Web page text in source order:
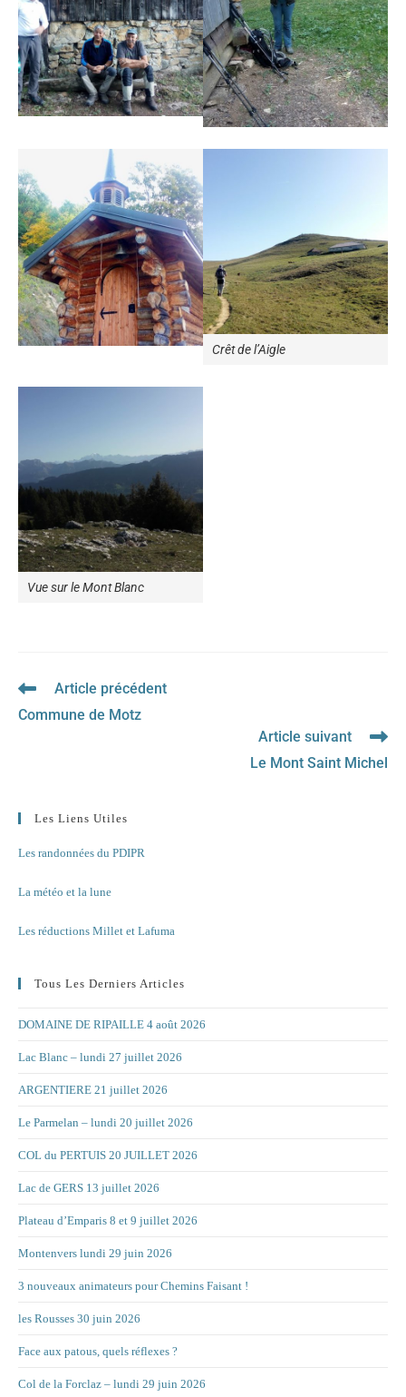
Crêt de l’Aigle
Vue sur le Mont Blanc
Read
articles
Article précédent
Commune de Motz
Article suivant
Le Mont Saint Michel
Les Liens Utiles
Les randonnées du PDIPR
La météo et la lune
Les réductions Millet et Lafuma
Tous Les Derniers Articles
DOMAINE DE RIPAILLE 4 août 2026
Lac Blanc – lundi 27 juillet 2026
ARGENTIERE 21 juillet 2026
Le Parmelan – lundi 20 juillet 2026
COL du PERTUIS 20 JUILLET 2026
Lac de GERS 13 juillet 2026
Plateau d’Emparis 8 et 9 juillet 2026
Montenvers lundi 29 juin 2026
3 nouveaux animateurs pour Chemins Faisant !
les Rousses 30 juin 2026
Face aux patous, quels réflexes ?
Col de la Forclaz – lundi 29 juin 2026